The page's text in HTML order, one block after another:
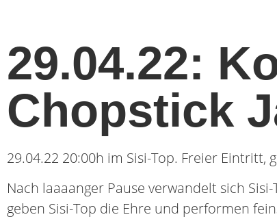
29.04.22:
Chopstick
29.04.22 20:00h im Sisi-Top. Freier Eintritt,
Nach laaaanger Pause verwandelt sich
geben Sisi-Top die Ehre und performen